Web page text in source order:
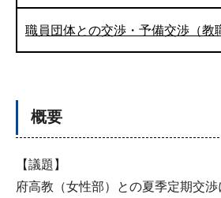
職員団体との交渉・予備交渉（教
概要
【議題】
府高教（女性部）との夏季定期交